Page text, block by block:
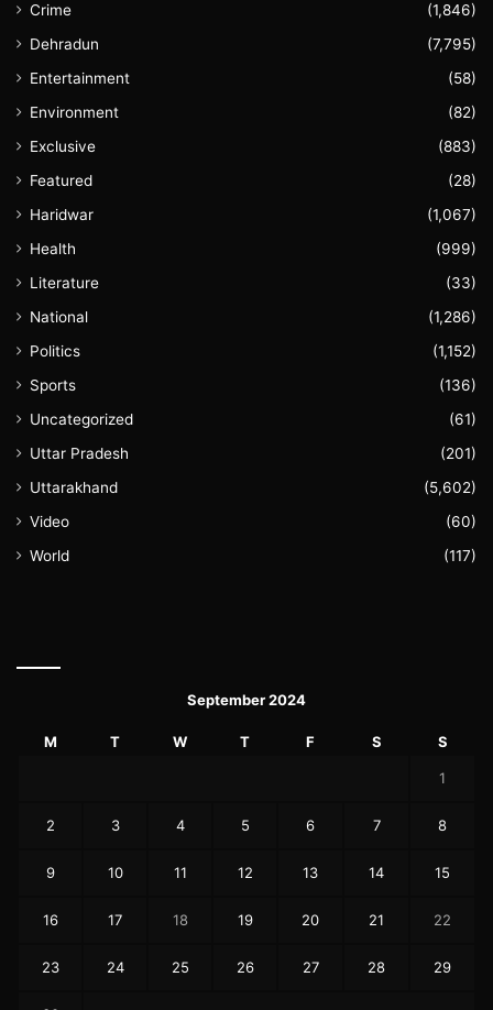
Crime
(1,846)
Dehradun
(7,795)
Entertainment
(58)
Environment
(82)
Exclusive
(883)
Featured
(28)
Haridwar
(1,067)
Health
(999)
Literature
(33)
National
(1,286)
Politics
(1,152)
Sports
(136)
Uncategorized
(61)
Uttar Pradesh
(201)
Uttarakhand
(5,602)
Video
(60)
World
(117)
September 2024
M T W T F S S
1
2 3 4 5 6 7 8
9 10 11 12 13 14 15
16 17 18 19 20 21 22
23 24 25 26 27 28 29